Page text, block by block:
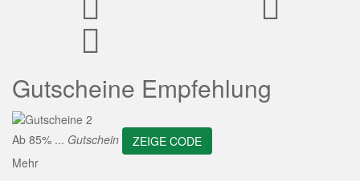
Gutscheine Empfehlung
Ab 85% ... Gutschein
ZEIGE CODE
Mehr